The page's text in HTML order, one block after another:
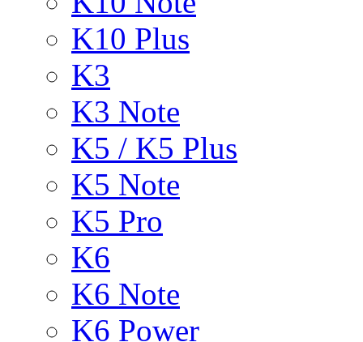
K10 Plus
K3
K3 Note
K5 / K5 Plus
K5 Note
K5 Pro
K6
K6 Note
K6 Power